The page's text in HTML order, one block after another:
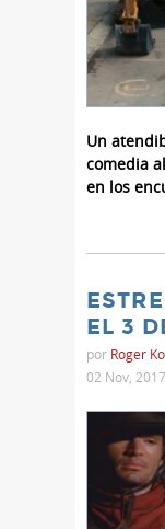
Un
comedia
en los
EL 3
por Roger
02 Nov,